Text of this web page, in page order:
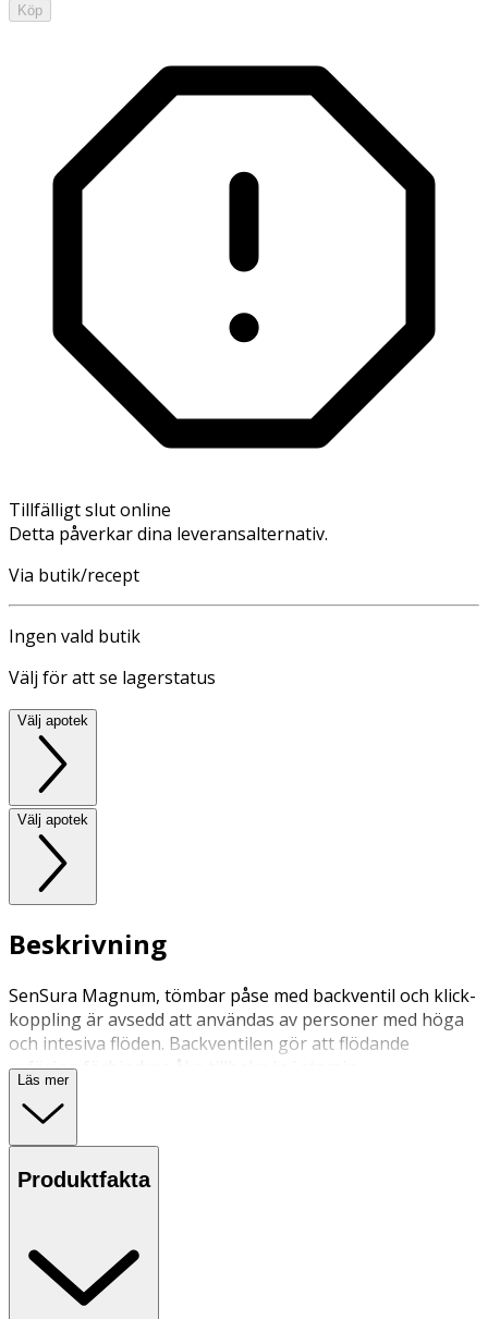
Köp
Tillfälligt slut online
Detta påverkar dina leveransalternativ.
Via butik/recept
Ingen vald butik
Välj för att se lagerstatus
Välj apotek
Välj apotek
Beskrivning
SenSura Magnum, tömbar påse med backventil och klick-
koppling är avsedd att användas av personer med höga
och intesiva flöden. Backventilen gör att flödande
avföring förhindras åka tillbaka in i stomin.
Läs mer
Produktfakta